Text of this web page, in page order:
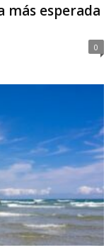
más esperada
0